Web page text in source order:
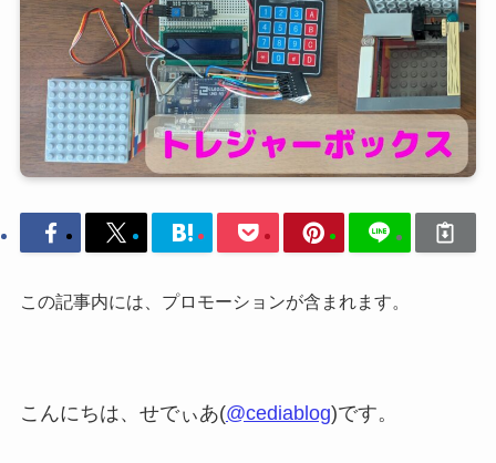
この記事内には、プロモーションが含まれます。
こんにちは、せでぃあ(@cediablog)です。